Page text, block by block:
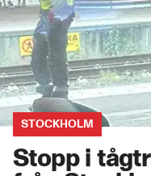
STOCKHOLM
Stopp i